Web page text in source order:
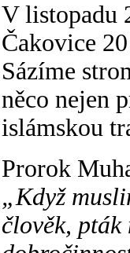
V listopadu
Čakovice
Sázíme
něco nejen
islámskou
Prorok
„Když
člověk,